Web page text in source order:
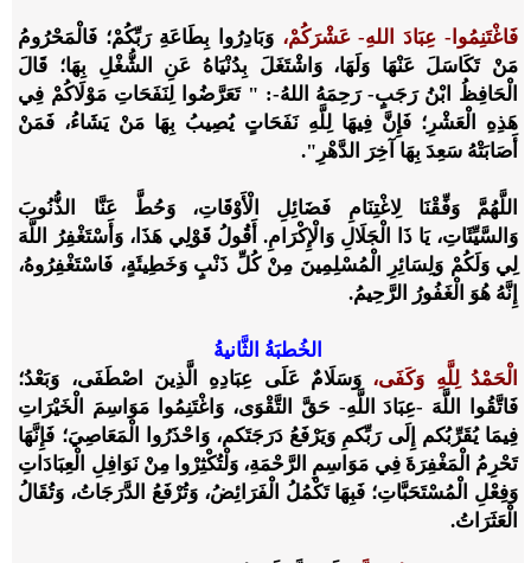
فَاغْتَنِمُوا- عِبَادَ اللهِ- عَشْرَكُمْ،وَبَادِرُوا بِطَاعَةِ رَبِّكُمْ؛ فَالْمَحْرُومُ
مَنْ تَكَاسَلَ عَنْهَا وَلَهَا، وَاشْتَغَلَ بِدُنْيَاهُ عَنِ الشُّغْلِ بِهَا؛ قَالَ
الْحَافِظُ ابْنُ رَجَبٍ- رَحِمَهُ اللهُ-: " تَعَرَّضُوا لِنَفَحَاتِ مَوْلَاكُمْ فِي
هَذِهِ الْعَشْرِ؛ فَإِنَّ فِيهَا لِلَّهِ نَفَحَاتٍ يُصِيبُ بِهَا مَنْ يَشَاءُ، فَمَنْ
أَصَابَتْهُ سَعِدَ بِهَا آخِرَ الدَّهْرِ".
اللَّهُمَّوَفِّقْنَا لِاغْتِنَامِ فَضَائِلِ الْأَوْقَاتِ، وَحُطَّ عَنَّا الذُّنُوبَ
وَالسَّيِّئَاتِ، يَا ذَا الْجَلَالِ وَالْإِكْرَامِ. أَقُولُ قَوْلِي هَذَا، وَأَسْتَغْفِرُ اللَّهَ
لِي وَلَكُمْ وَلِسَائِرِ الْمُسْلِمِينَ مِنْ كُلِّ ذَنْبٍ وَخَطِيئَةٍ، فَاسْتَغْفِرُوهُ،
إِنَّهُ هُوَ الْغَفُورُ الرَّحِيمُ.
الخُطبَةُ الثَّانيةُ
الْحَمْدُ لِلَّهِ وَكَفَى، وَسَلَامٌ عَلَى عِبَادِهِ الَّذِينَ اصْطَفَى، وَبَعْدُ؛
فَاتَّقُوا اللَّهَ -عِبَادَ اللَّهِ- حَقَّ التَّقْوَى، وَاغْتَنِمُوا مَوَاسِمَ الْخَيْرَاتِ
فِيمَا يُقَرِّبُكم إِلَى رَبِّكمِ وَيَرْفَعُ دَرَجَتَكم، وَاحْذَرُوا الْمَعَاصِيَ؛ فَإِنَّهَا
تَحْرِمُ الْمَغْفِرَةَ فِي مَوَاسِمِ الرَّحْمَةِ، وَلْتُكْثِرْوا مِنْ نَوَافِلِ الْعِبَادَاتِ
وَفِعْلِ الْمُسْتَحَبَّاتِ؛ فَبِهَا تَكْمُلُ الْفَرَائِضُ، وَتُرْفَعُ الدَّرَجَاتُ، وَتُقَالُ
الْعَثَرَاتُ.